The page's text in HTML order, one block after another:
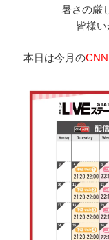
暑さの厳
皆様
本日は今月の